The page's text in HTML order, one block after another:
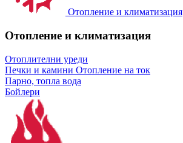
Отопление и климатизация
Отопление и климатизация
Отоплителни уреди
Печки и камини Отопление на ток
Парно, топла вода
Бойлери